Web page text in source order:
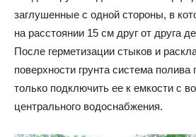
заглушенные с одной стороны, в
на расстоянии 15 см друг от друга
После герметизации стыков и
поверхности грунта система полива
только подключить ее к емкости с
центрального водоснабжения.